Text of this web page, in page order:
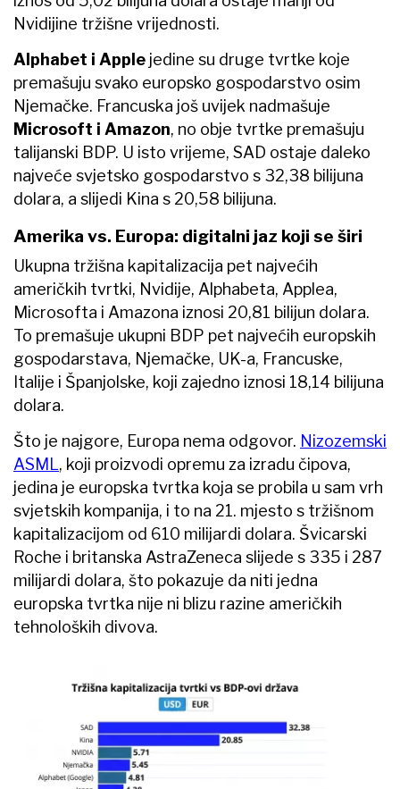
Nvidijine tržišne vrijednosti.
Alphabet i Apple jedine su druge tvrtke koje
premašuju svako europsko gospodarstvo osim
Njemačke. Francuska još uvijek nadmašuje
Microsoft i Amazon, no obje tvrtke premašuju
talijanski BDP. U isto vrijeme, SAD ostaje daleko
najveće svjetsko gospodarstvo s 32,38 bilijuna
dolara, a slijedi Kina s 20,58 bilijuna.
Amerika vs. Europa: digitalni jaz koji se širi
Ukupna tržišna kapitalizacija pet najvećih
američkih tvrtki, Nvidije, Alphabeta, Applea,
Microsofta i Amazona iznosi 20,81 bilijun dolara.
To premašuje ukupni BDP pet najvećih europskih
gospodarstava, Njemačke, UK-a, Francuske,
Italije i Španjolske, koji zajedno iznosi 18,14 bilijuna
dolara.
Što je najgore, Europa nema odgovor. Nizozemski
ASML, koji proizvodi opremu za izradu čipova,
jedina je europska tvrtka koja se probila u sam vrh
svjetskih kompanija, i to na 21. mjesto s tržišnom
kapitalizacijom od 610 milijardi dolara. Švicarski
Roche i britanska AstraZeneca slijede s 335 i 287
milijardi dolara, što pokazuje da niti jedna
europska tvrtka nije ni blizu razine američkih
tehnoloških divova.